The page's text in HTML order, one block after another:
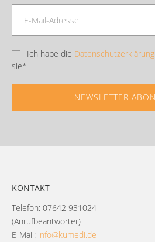
Ich habe die Datenschutzerklärung
sie*
KONTAKT
Telefon: 07642 931024
(Anrufbeantworter)
E-Mail: info@kumedi.de